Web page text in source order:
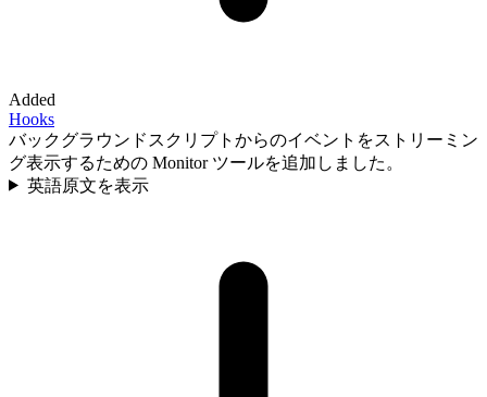
Added
Hooks
バックグラウンドスクリプトからのイベントをストリーミン
グ表示するための Monitor ツールを追加しました。
英語原文を表示